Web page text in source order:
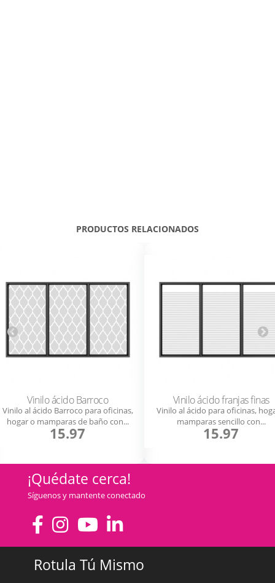
PRODUCTOS RELACIONADOS
Vinilo ácido Barroco
Vinilo al ácido Barroco para oficinas,
hogar o mamparas de baño con...
15.97
Vinilo ácido franjas finas
Vinilo al ácido para oficinas,
mamparas sencillo con...
15.97
¡Quédate cerca!
Síguenos y mantente conectado
Rotula Tú Mismo